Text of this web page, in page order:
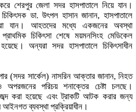
শেরপুর জেলা সদর হাসপাতালে নিয়ে যান।
ডা. উৎপল হাসান জানান, হাসপাতালে
যান। আহতদের মধ্যে একজনের অবস্থা
চিকিৎসা শেষে ময়মনসিংহ মেডিকেল
অন্যরা সদর হাসপাতালে চিকিৎসাধীন
(সদর সার্কেল) নাসরিন আক্তার জানান, নিহত
অপরজনের পরিচয় শনাক্তের চেষ্টা চলছে।
জব্দ করা হয়েছে এবং ট্রাকটি আটক করার জন্য
আইনগত ব্যবস্থা প্রক্রিয়াধীন।